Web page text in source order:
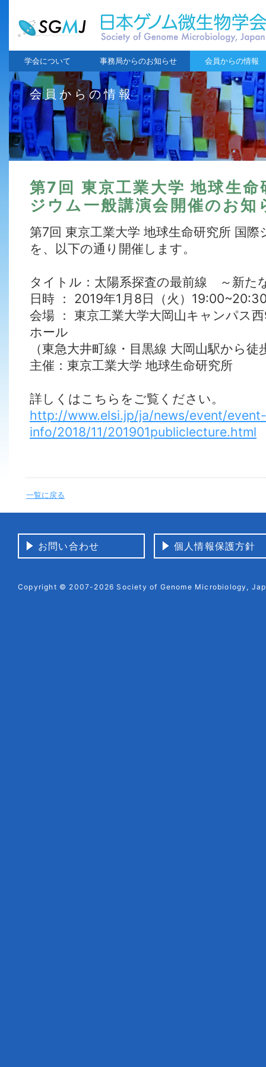
学会について 事務局からのお知らせ 会員からの情報
会員からの情報
第7回 東京工業大学 地球生
ジウム一般講演会開催のお知
第7回 東京工業大学 地球生命研究所 国
を、以下の通り開催します。
タイトル：太陽系探査の最前線 ～新た
日時 ： 2019年1月8日（火）
会場 ： 東京工業大学大岡山キャンパス
ホール
（東急大井町線・目黒線 大岡山駅から徒
主催：東京工業大学 地球生命研究所
詳しくはこちらをご覧ください。
http://www.elsi.jp/ja/news/event/event-
info/2018/11/201901publiclecture.html
一覧に戻る
お問い合わせ 個人情報保護方針
Copyright © 2007-2026 Society of Genome Microbiology,